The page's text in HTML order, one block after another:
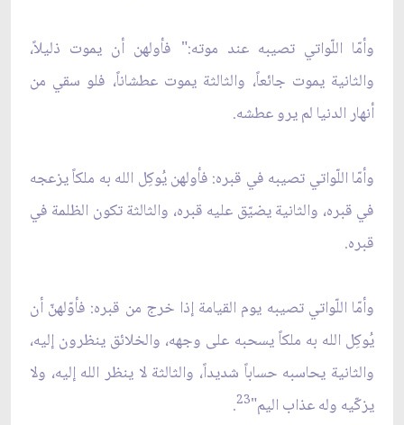
وأمّا اللّواتي تصيبه عند موته:" فأولهن أن يموت ذليلاً،
والثانية يموت جائعاً، والثالثة يموت عطشاناً، فلو سقي من
أنهار الدنيا لم يرو عطشه.
وأمّا اللّواتي تصيبه في قبره: فأولهن يُوكِل الله به ملكاً يزعجه
في قبره، والثانية يضيّق عليه قبره، والثالثة تكون الظلمة في
قبره.
وأمّا اللّواتي تصيبه يوم القيامة إذا خرج من قبره: فأوّلهنّ أن
يُوكِل الله به ملكاً يسحبه على وجهه، والخلائق ينظرون إليه،
والثانية يحاسبه حساباً شديداً، والثالثة لا ينظر الله إليه، ولا
يزكّيه وله عذاب اليم"23
.